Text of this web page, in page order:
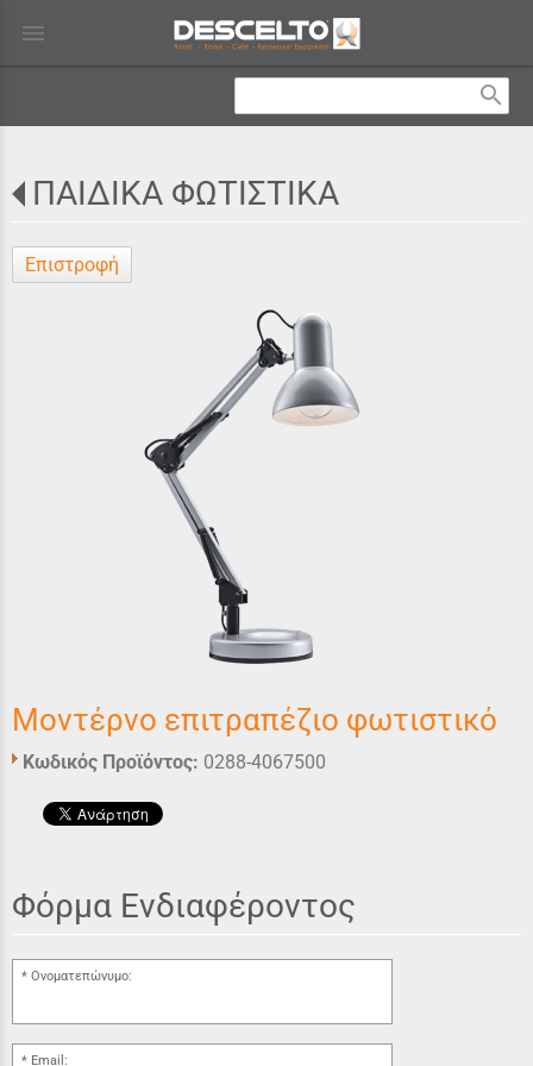
menu
search
ΠΑΙΔΙΚΑ ΦΩΤΙΣΤΙΚΑ
Επιστροφή
Μοντέρνο επιτραπέζιο φωτιστικό
Κωδικός Προϊόντος: 0288-4067500
Φόρμα Ενδιαφέροντος
Ονοματεπώνυμο:
Email: